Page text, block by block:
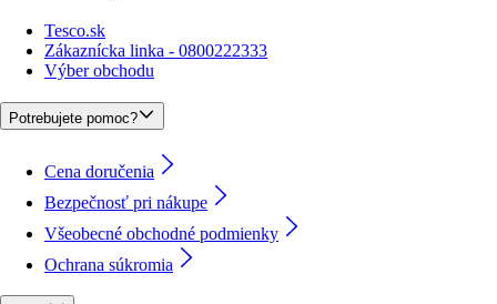
Tesco.sk
Zákaznícka linka - 0800222333
Výber obchodu
Potrebujete pomoc?
Cena doručenia
Bezpečnosť pri nákupe
Všeobecné obchodné podmienky
Ochrana súkromia